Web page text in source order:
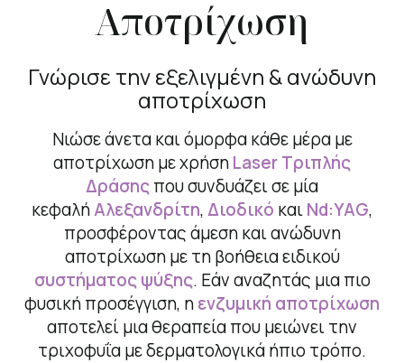
Αποτρίχωση
Γνώρισε την εξελιγμένη & ανώδυνη
αποτρίχωση
Νιώσε άνετα και όμορφα κάθε μέρα με
αποτρίχωση με χρήσηLaser Τριπλής
Δράσηςπου συνδυάζει σε μία
κεφαλήΑλεξανδρίτη,Διοδικό καιNd:YAG,
προσφέροντας άμεση και ανώδυνη
αποτρίχωση με τη βοήθεια ειδικού
συστήματος ψύξης. Εάν αναζητάς μια πιο
φυσική προσέγγιση, ηενζυμική αποτρίχωση
αποτελεί μια θεραπεία που μειώνει την
τριχοφυΐα με δερματολογικά ήπιο τρόπο.